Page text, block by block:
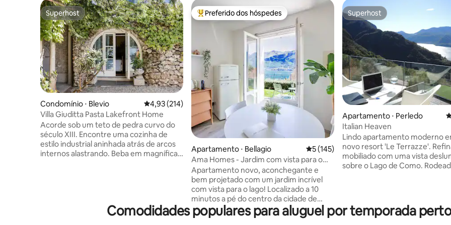
Superhost
Superhost
Condomínio ⋅ Blevio 4,93 de uma avaliação média de 5, 214 avaliações
4,93 (214)
Villa Giuditta Pasta Lakefront Home
Acorde sob um teto de pedra curvo do
século XIII. Encontre uma cozinha de
estilo industrial aninhada atrás de arcos
internos alastrando. Beba em magníficas
vila do século XIII que foi comprada em
Entre os melhores preferidos dos hóspedes
Preferido dos hóspedes
Apartamento ⋅ Bellagio 5 de uma avaliação média de 5, 145
5 (145)
Ama Homes - Jardim com vista para o
lago
Apartamento novo, aconchegante e
bem projetado com um jardim incrível
com vista para o lago! Localizado a 10
minutos a pé do centro da cidade de
Bellagio, a pérola do Lago de Como.
Relaxe e saboreie uma taça de vinho
Superhost
Superhost
Apartamento ⋅ Perledo
Italian Heaven
Lindo apartamento moderno
novo resort 'Le Terrazze'.
mobiliado com uma vista
sobre o Lago de Como.
acesso ao spa compartilhado,
piscina interior (30°), sauna,
Comodidades populares para aluguel por temporada